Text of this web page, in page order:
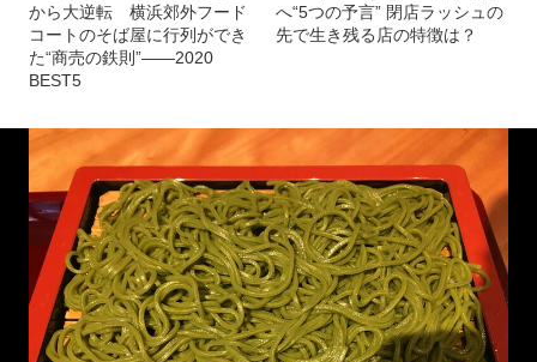
から大逆転 横浜郊外フード
コートのそば屋に行列ができ
た“商売の鉄則”――2020
BEST5
へ“5つの予言” 閉店ラッシュの
先で生き残る店の特徴は？